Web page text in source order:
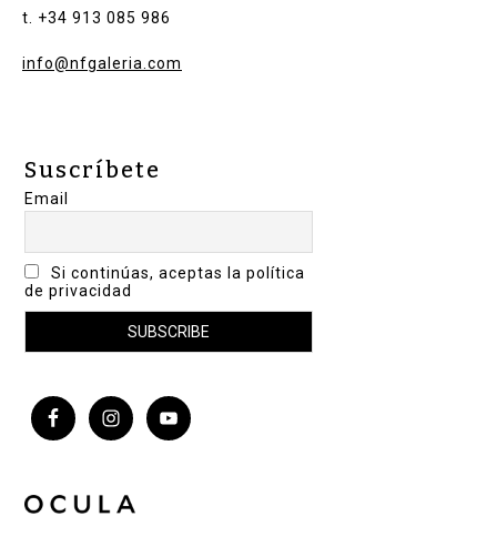
t. +34 913 085 986
info@nfgaleria.com
Suscríbete
Email
Si continúas, aceptas la política
de privacidad